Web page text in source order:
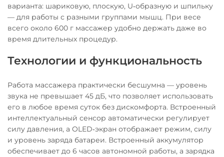
варианта: шариковую, плоскую, U‑образную и шпильку
— для работы с разными группами мышц. При весе
всего около 600 г массажер удобно держать даже во
время длительных процедур.
Технологии и функциональность
Работа массажера практически бесшумна — уровень
звука не превышает 45 дБ, что позволяет использовать
его в любое время суток без дискомфорта. Встроенный
интеллектуальный сенсор автоматически регулирует
силу давления, а OLED‑экран отображает режим, силу
и уровень заряда батареи. Встроенный аккумулятор
обеспечивает до 6 часов автономной работы, а зарядка